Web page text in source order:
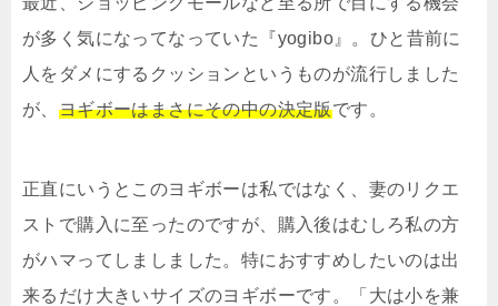
が多く気になってなっていた『yogibo』。ひと昔前に
人をダメにするクッションというものが流行しました
が、 ヨギボーはまさにその中の決定版です。
正直にいうとこのヨギボーは私ではなく、妻のリクエ
ストで購入に至ったのですが、購入後はむしろ私の方
がハマってしましました。特におすすめしたいのは出
来るだけ大きいサイズのヨギボーです。「大は小を兼